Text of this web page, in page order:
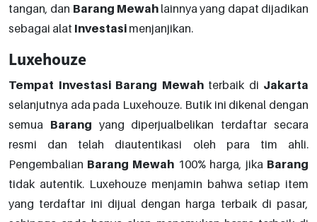
tangan, dan Barang Mewahlainnya yang dapat dijadikan
sebagai alat Investasi menjanjikan.
Luxehouze
Tempat Investasi Barang Mewahterbaik di Jakarta
selanjutnya ada pada Luxehouze. Butik ini dikenal dengan
semua Barang yang diperjualbelikan terdaftar secara
resmi dan telah diautentikasi oleh para tim ahli.
Pengembalian Barang Mewah 100% harga, jika Barang
tidak autentik. Luxehouze menjamin bahwa setiap item
yang terdaftar ini dijual dengan harga terbaik di pasar,